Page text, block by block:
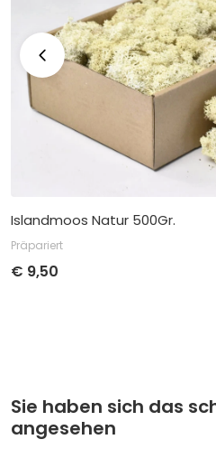
Islandmoos Natur 500Gr.
Präpariert
€ 9,50
Sie haben sich das
angesehen